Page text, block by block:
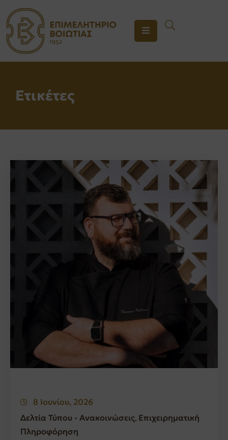
ΤΟ
ΕΠΙΜΕΛΗΤΗΡΙΟ
ΕΝΗΜΕΡΩΣΗ
Ετικέτες
8 Ιουνίου, 2026
Δελτία Τύπου - Ανακοινώσεις‚ Επιχειρηματική
Πληροφόρηση